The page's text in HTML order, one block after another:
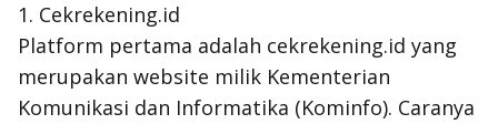
1. Cekrekening.id
Platform pertama adalah cekrekening.id yang
merupakan website milik Kementerian
Komunikasi dan Informatika (Kominfo). Caranya